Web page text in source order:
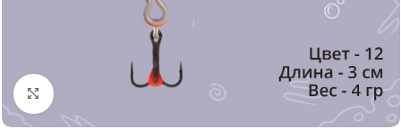
Нажмите, чтобы увеличить